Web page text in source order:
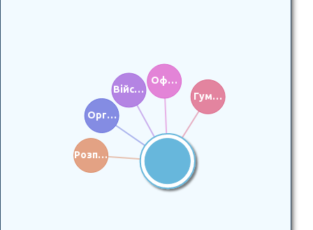
Орг…
Війс…
Оф…
Гум…
Розп…